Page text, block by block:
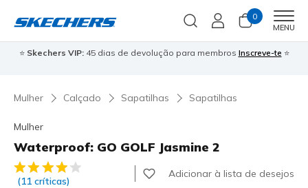
0
MENU
⭐ Skechers VIP:45 dias de devolução para membros Inscreve-te ⭐
Mulher Calçado Sapatilhas Sapatilhas
Mulher
Waterproof: GO GOLF Jasmine 2
4$5 de 5 – Classificação do cliente
(11 críticas)
Adicionar à lista de desejos